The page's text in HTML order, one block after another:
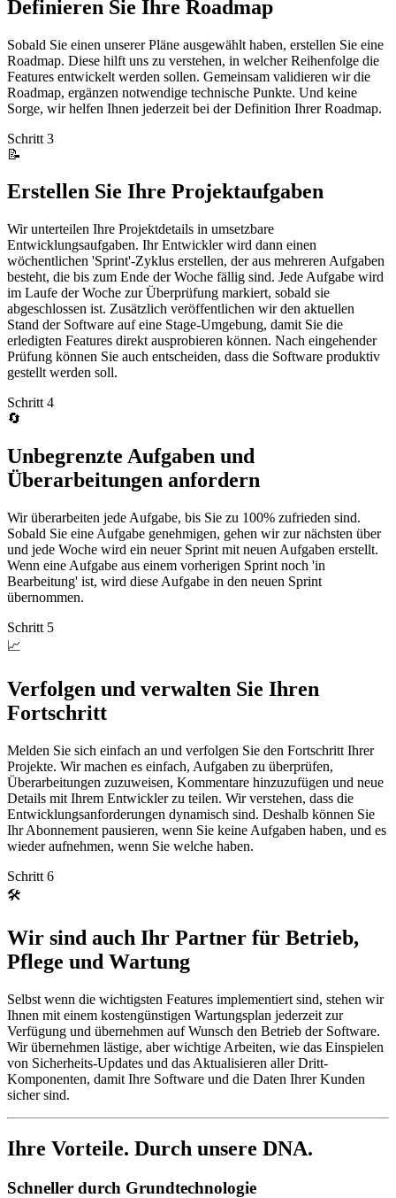
Definieren Sie Ihre Roadmap
Sobald Sie einen unserer Pläne ausgewählt haben, erstellen Sie eine
Roadmap. Diese hilft uns zu verstehen, in welcher Reihenfolge die
Features entwickelt werden sollen. Gemeinsam validieren wir die
Roadmap, ergänzen notwendige technische Punkte. Und keine
Sorge, wir helfen Ihnen jederzeit bei der Definition Ihrer Roadmap.
Schritt 3
📝
Erstellen Sie Ihre Projektaufgaben
Wir unterteilen Ihre Projektdetails in umsetzbare
Entwicklungsaufgaben. Ihr Entwickler wird dann einen
wöchentlichen 'Sprint'-Zyklus erstellen, der aus mehreren Aufgaben
besteht, die bis zum Ende der Woche fällig sind. Jede Aufgabe wird
im Laufe der Woche zur Überprüfung markiert, sobald sie
abgeschlossen ist. Zusätzlich veröffentlichen wir den aktuellen
Stand der Software auf eine Stage-Umgebung, damit Sie die
erledigten Features direkt ausprobieren können. Nach eingehender
Prüfung können Sie auch entscheiden, dass die Software produktiv
gestellt werden soll.
Schritt 4
🔄
Unbegrenzte Aufgaben und
Überarbeitungen anfordern
Wir überarbeiten jede Aufgabe, bis Sie zu 100% zufrieden sind.
Sobald Sie eine Aufgabe genehmigen, gehen wir zur nächsten über
und jede Woche wird ein neuer Sprint mit neuen Aufgaben erstellt.
Wenn eine Aufgabe aus einem vorherigen Sprint noch 'in
Bearbeitung' ist, wird diese Aufgabe in den neuen Sprint
übernommen.
Schritt 5
📈
Verfolgen und verwalten Sie Ihren
Fortschritt
Melden Sie sich einfach an und verfolgen Sie den Fortschritt Ihrer
Projekte. Wir machen es einfach, Aufgaben zu überprüfen,
Überarbeitungen zuzuweisen, Kommentare hinzuzufügen und neue
Details mit Ihrem Entwickler zu teilen. Wir verstehen, dass die
Entwicklungsanforderungen dynamisch sind. Deshalb können Sie
Ihr Abonnement pausieren, wenn Sie keine Aufgaben haben, und es
wieder aufnehmen, wenn Sie welche haben.
Schritt 6
🛠
Wir sind auch Ihr Partner für Betrieb,
Pflege und Wartung
Selbst wenn die wichtigsten Features implementiert sind, stehen wir
Ihnen mit einem kostengünstigen Wartungsplan jederzeit zur
Verfügung und übernehmen auf Wunsch den Betrieb der Software.
Wir übernehmen lästige, aber wichtige Arbeiten, wie das Einspielen
von Sicherheits-Updates und das Aktualisieren aller Dritt-
Komponenten, damit Ihre Software und die Daten Ihrer Kunden
sicher sind.
Ihre Vorteile. Durch unsere DNA.
Schneller durch Grundtechnologie